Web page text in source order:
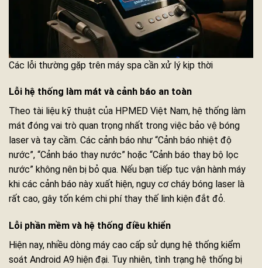
Các lỗi thường gặp trên máy spa cần xử lý kịp thời
Lỗi hệ thống làm mát và cảnh báo an toàn
Theo tài liệu kỹ thuật của HPMED Việt Nam, hệ thống làm
mát đóng vai trò quan trọng nhất trong việc bảo vệ bóng
laser và tay cầm. Các cảnh báo như “Cảnh báo nhiệt độ
nước”, “Cảnh báo thay nước” hoặc “Cảnh báo thay bộ lọc
nước” không nên bị bỏ qua. Nếu bạn tiếp tục vận hành máy
khi các cảnh báo này xuất hiện, nguy cơ cháy bóng laser là
rất cao, gây tốn kém chi phí thay thế linh kiện đắt đỏ.
Lỗi phần mềm và hệ thống điều khiển
Hiện nay, nhiều dòng máy cao cấp sử dụng hệ thống kiểm
soát Android A9 hiện đại. Tuy nhiên, tình trạng hệ thống bị